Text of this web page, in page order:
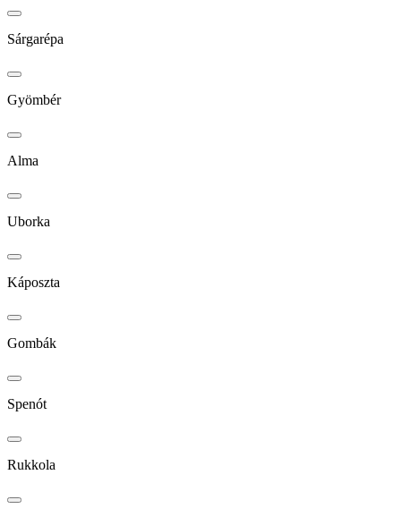
Sárgarépa
Gyömbér
Alma
Uborka
Káposzta
Gombák
Spenót
Rukkola